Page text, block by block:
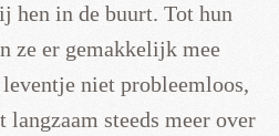
hen in de buurt. Tot hun
ze er gemakkelijk mee
niet probleemloos,
steeds meer over